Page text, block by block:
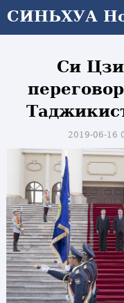
СИНЬХУА
Си
2019-06-16